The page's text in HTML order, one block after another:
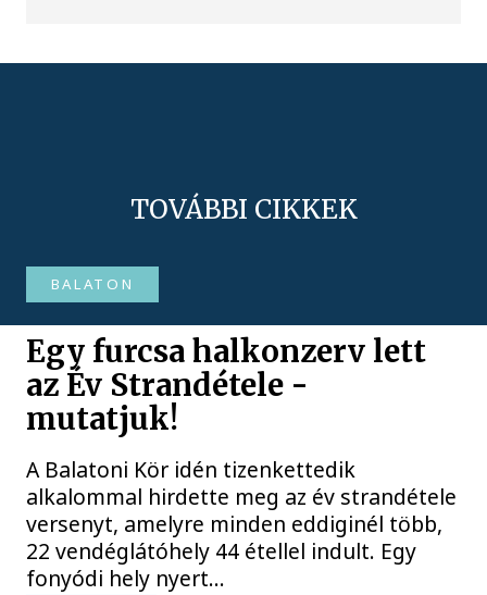
TOVÁBBI CIKKEK
BALATON
Egy furcsa halkonzerv lett
az Év Strandétele -
mutatjuk!
A Balatoni Kör idén tizenkettedik
alkalommal hirdette meg az év strandétele
versenyt, amelyre minden eddiginél több,
22 vendéglátóhely 44 étellel indult. Egy
fonyódi hely nyert...